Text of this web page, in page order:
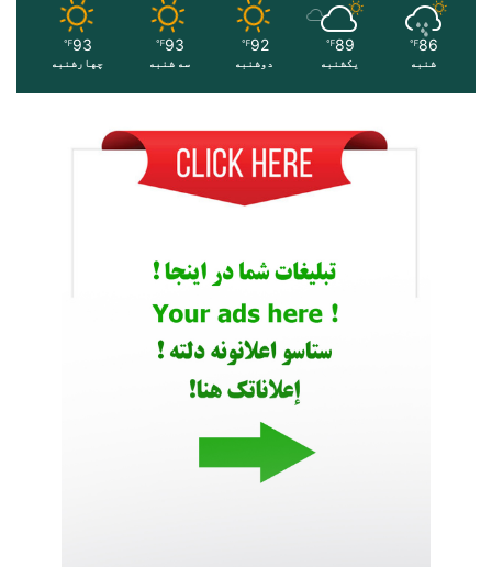
86
℉
شنبه
89
℉
یکشنبه
92
℉
دوشنبه
93
℉
سه شنبه
93
℉
چهارشنبه